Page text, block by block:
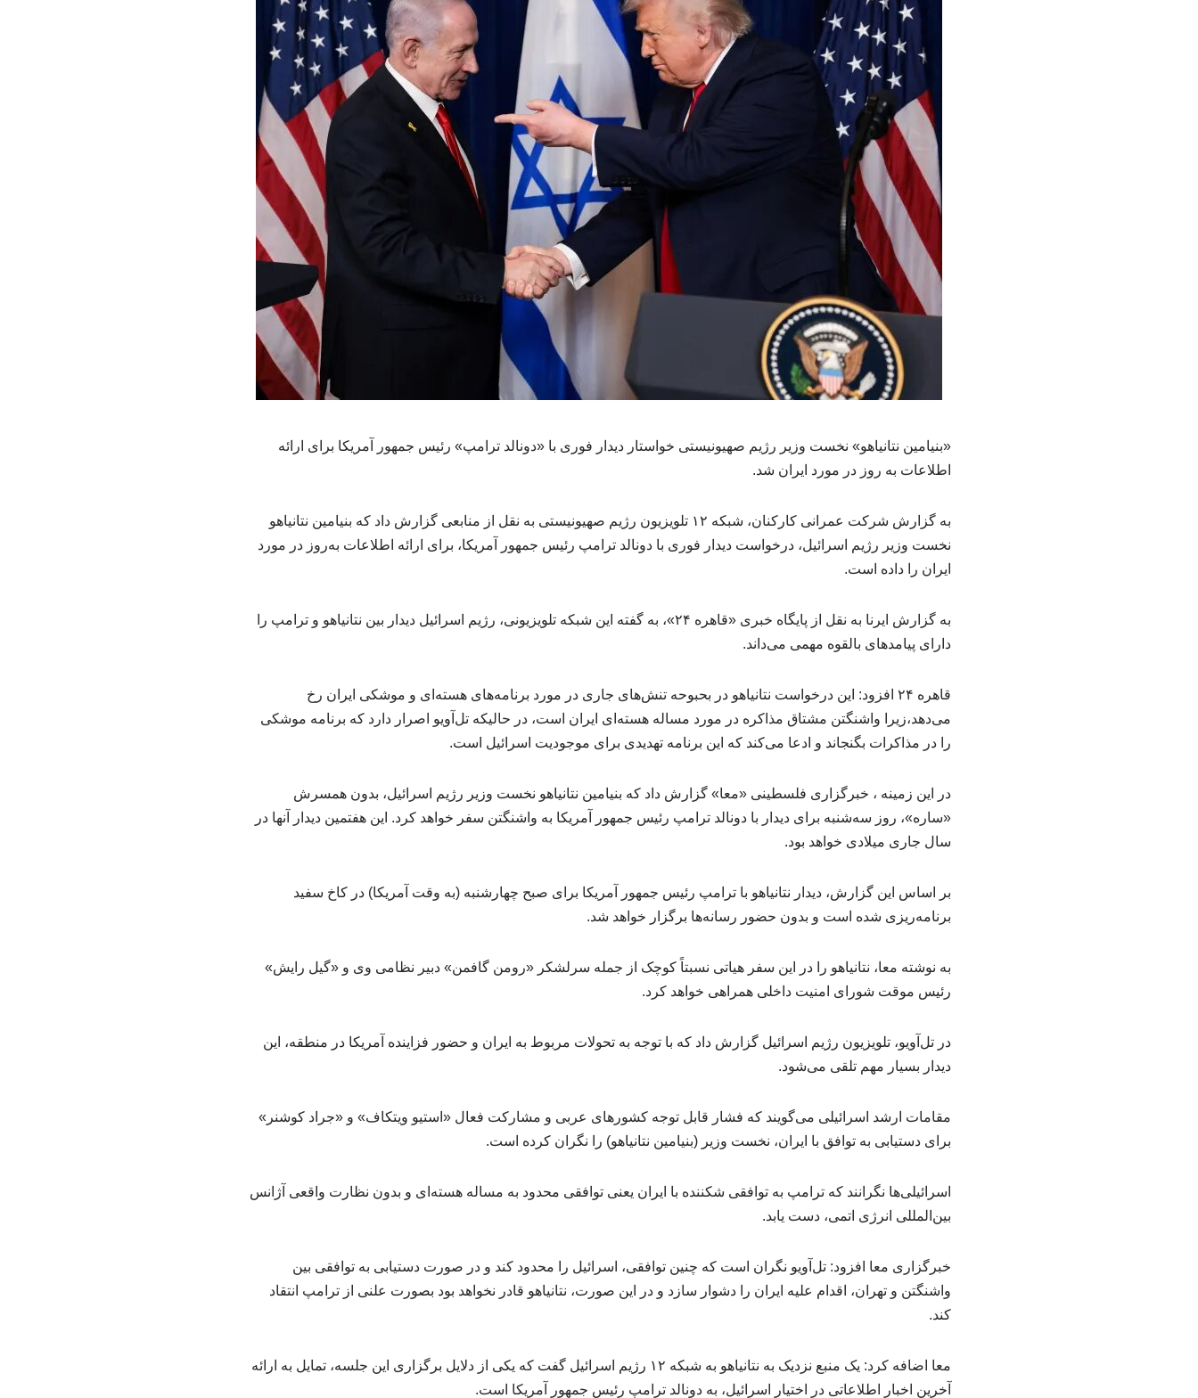
«بنیامین نتانیاهو» نخست وزیر رژیم صهیونیستی خواستار دیدار فوری با «دونالد ترامپ» رئیس جمهور آمریکا برای ارائه
اطلاعات به‌ روز در مورد ایران شد.
به گزارش شرکت عمرانی کارکنان، شبکه ۱۲ تلویزیون رژیم صهیونیستی به نقل از منابعی گزارش داد که بنیامین نتانیاهو
نخست وزیر رژیم اسرائیل، درخواست دیدار فوری با دونالد ترامپ رئیس جمهور آمریکا، برای ارائه اطلاعات به‌روز در مورد
ایران را داده است.
به گزارش ایرنا به نقل از پایگاه خبری «قاهره ۲۴»، به گفته این شبکه تلویزیونی، رژیم اسرائیل دیدار بین نتانیاهو و ترامپ را
دارای پیامدهای بالقوه مهمی می‌داند.
قاهره ۲۴ افزود: این درخواست نتانیاهو در بحبوحه تنش‌های جاری در مورد برنامه‌های هسته‌ای و موشکی ایران رخ
می‌دهد،‌زیرا واشنگتن مشتاق مذاکره در مورد مساله هسته‌ای ایران است، در حالیکه تل‌آویو اصرار دارد که برنامه موشکی
را در مذاکرات بگنجاند و ادعا می‌کند که این برنامه تهدیدی برای موجودیت اسرائیل است.
در این زمینه ، خبرگزاری فلسطینی «معا» گزارش داد که بنیامین نتانیاهو نخست وزیر رژیم اسرائیل، بدون همسرش
«ساره»، روز سه‌شنبه برای دیدار با دونالد ترامپ رئیس جمهور آمریکا به واشنگتن سفر خواهد کرد. این هفتمین دیدار آنها در
سال جاری میلادی خواهد بود.
بر اساس این گزارش، دیدار نتانیاهو با ترامپ رئیس جمهور آمریکا برای صبح چهارشنبه (به وقت آمریکا) در کاخ سفید
برنامه‌ریزی شده است و بدون حضور رسانه‌ها برگزار خواهد شد.
به نوشته معا، نتانیاهو را در این سفر هیاتی نسبتاً کوچک از جمله سرلشکر «رومن گافمن» دبیر نظامی وی و «گیل رایش»
رئیس موقت شورای امنیت داخلی همراهی خواهد کرد.
در تل‌آویو، تلویزیون رژیم اسرائیل گزارش داد که با توجه به تحولات مربوط به ایران و حضور فزاینده آمریکا در منطقه، این
دیدار بسیار مهم تلقی می‌شود.
مقامات ارشد اسرائیلی می‌گویند که فشار قابل توجه کشورهای عربی و مشارکت فعال «استیو ویتکاف» و «جراد کوشنر»
برای دستیابی به توافق با ایران، نخست وزیر (بنیامین نتانیاهو) را نگران کرده است.
اسرائیلی‌ها نگرانند که ترامپ به توافقی شکننده با ایران یعنی توافقی محدود به مساله هسته‌ای و بدون نظارت واقعی آژانس
بین‌المللی انرژی اتمی، دست یابد.
خبرگزاری معا افزود: تل‌آویو نگران است که چنین توافقی، اسرائیل را محدود کند و در صورت دستیابی به توافقی بین
واشنگتن و تهران، اقدام علیه ایران را دشوار سازد و در این صورت، نتانیاهو قادر نخواهد بود بصورت علنی از ترامپ انتقاد
کند.
معا اضافه کرد: یک منبع نزدیک به نتانیاهو به شبکه ۱۲ رژیم اسرائیل گفت که یکی از دلایل برگزاری این جلسه، تمایل به ارائه
آخرین اخبار اطلاعاتی در اختیار اسرائیل، به دونالد ترامپ رئیس جمهور آمریکا است.